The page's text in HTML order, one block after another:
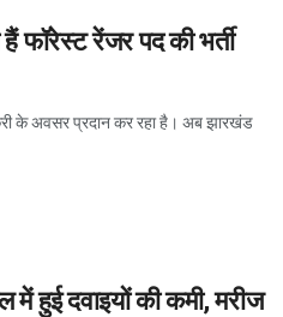
फॉरेस्ट रेंजर पद की भर्ती
के अवसर प्रदान कर रहा है। अब झारखंड
हुई दवाइयों की कमी, मरीज